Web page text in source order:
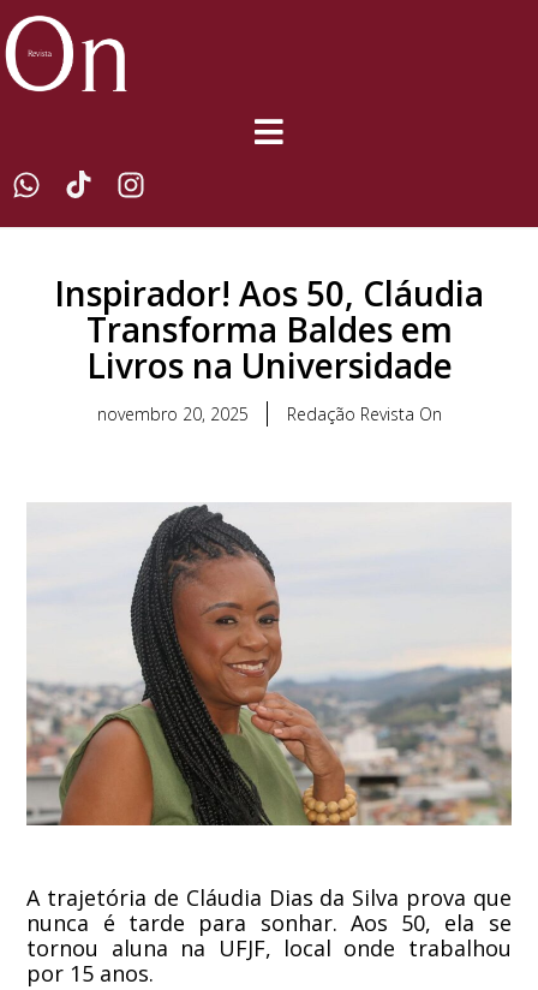
Inspirador! Aos 50, Cláudia
Transforma Baldes em
Livros na Universidade
novembro 20, 2025 Redação Revista On
A trajetória de Cláudia Dias da Silva prova que
nunca é tarde para sonhar. Aos 50, ela se
tornou aluna na UFJF, local onde trabalhou
por 15 anos.